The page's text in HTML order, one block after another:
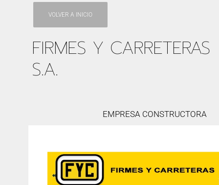
VOLVER A INICIO
FIRMES Y CARRETERAS
S.A.
EMPRESA CONSTRUCTORA